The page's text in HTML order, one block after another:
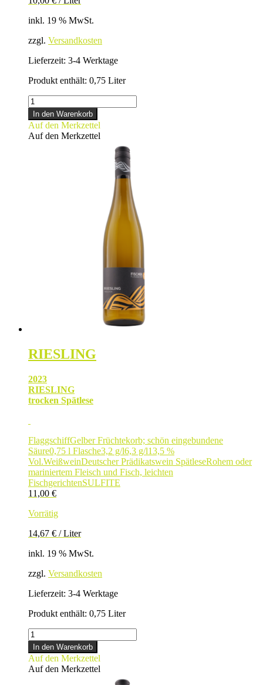
inkl. 19 % MwSt.
zzgl. Versandkosten
Lieferzeit: 3-4 Werktage
Produkt enthält: 0,75 Liter
RIESLING
Menge
In den Warenkorb
Auf den Merkzettel
Auf den Merkzettel
RIESLING
2023
RIESLING
trocken Spätlese
FlaggschiffGelber Früchtekorb; schön eingebundene
Säure0,75 l Flasche3,2 g/l6,3 g/l13,5 %
Vol.WeißweinDeutscher Prädikatswein SpätleseRohem oder
mariniertem Fleisch und Fisch, leichten
FischgerichtenSULFITE
11,00 €
Vorrätig
14,67 € /Liter
inkl. 19 % MwSt.
zzgl. Versandkosten
Lieferzeit: 3-4 Werktage
Produkt enthält: 0,75 Liter
RIESLING
Menge
In den Warenkorb
Auf den Merkzettel
Auf den Merkzettel